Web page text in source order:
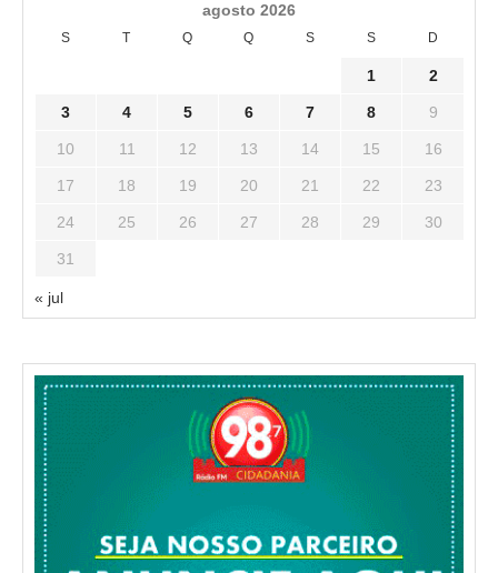
agosto 2026
S T Q Q S S D
1 2
3 4 5 6 7 8 9
10 11 12 13 14 15 16
17 18 19 20 21 22 23
24 25 26 27 28 29 30
31
« jul